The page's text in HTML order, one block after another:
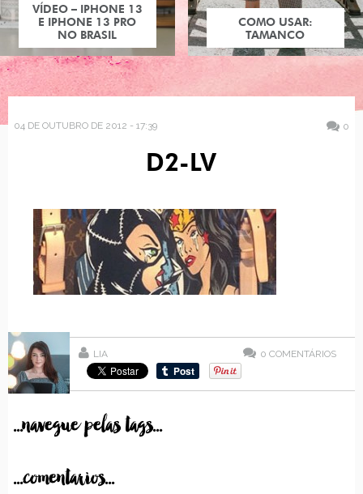
VÍDEO – IPHONE 13
E IPHONE 13 PRO
NO BRASIL
COMO USAR:
TAMANCO
04 DE OUTUBRO DE 2012 - 17:39 0
D2-LV
LIA 0 COMENTÁRIOS
...navegue pelas tags...
...comentarios...